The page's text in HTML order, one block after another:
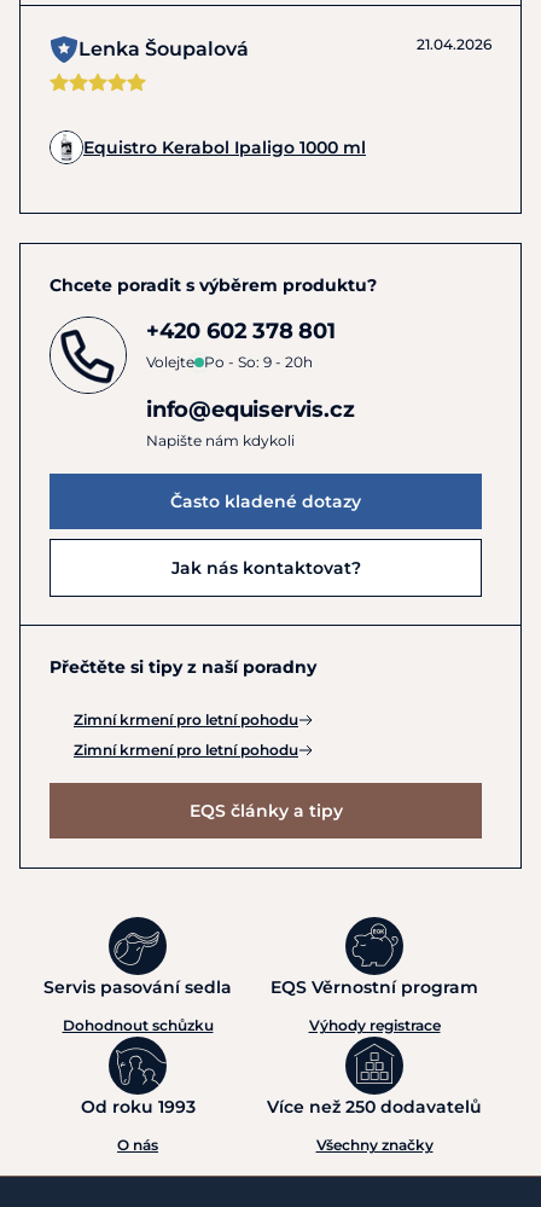
Lenka Šoupalová 21.04.2026
Equistro Kerabol Ipaligo 1000 ml
Chcete poradit s výběrem produktu?
+420 602 378 801
Volejte Po - So: 9 - 20h
info@equiservis.cz
Napište nám kdykoli
Často kladené dotazy
Jak nás kontaktovat?
Přečtěte si tipy z naší poradny
Zimní krmení pro letní pohodu
Zimní krmení pro letní pohodu
EQS články a tipy
Servis pasování sedla
Dohodnout schůzku
EQS Věrnostní program
Výhody registrace
Od roku 1993
O nás
Více než 250 dodavatelů
Všechny značky